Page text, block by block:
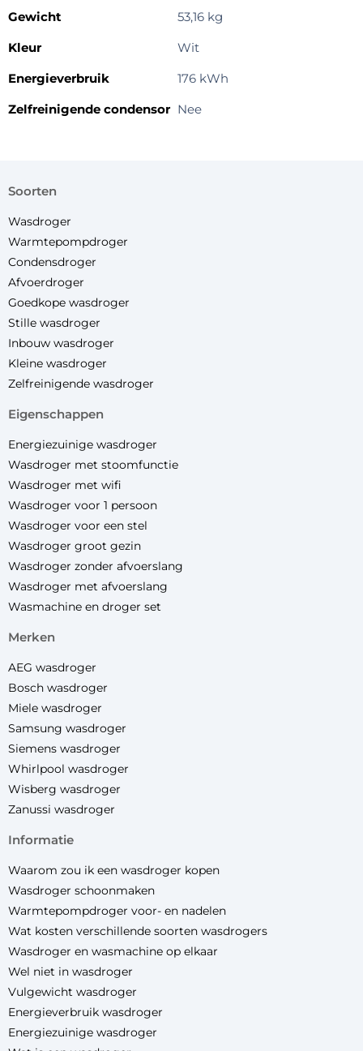
Gewicht
53,16 kg
Kleur
Wit
Energieverbruik
176 kWh
Zelfreinigende condensor Nee
soorten
Wasdroger
Warmtepompdroger
Condensdroger
Afvoerdroger
Goedkope wasdroger
Stille wasdroger
Inbouw wasdroger
Kleine wasdroger
Zelfreinigende wasdroger
eigenschappen
Energiezuinige wasdroger
Wasdroger met stoomfunctie
Wasdroger met wifi
Wasdroger voor 1 persoon
Wasdroger voor een stel
Wasdroger groot gezin
Wasdroger zonder afvoerslang
Wasdroger met afvoerslang
Wasmachine en droger set
merken
AEG wasdroger
Bosch wasdroger
Miele wasdroger
Samsung wasdroger
Siemens wasdroger
Whirlpool wasdroger
Wisberg wasdroger
Zanussi wasdroger
informatie
Waarom zou ik een wasdroger kopen
Wasdroger schoonmaken
Warmtepompdroger voor- en nadelen
Wat kosten verschillende soorten wasdrogers
Wasdroger en wasmachine op elkaar
Wel niet in wasdroger
Vulgewicht wasdroger
Energieverbruik wasdroger
Energiezuinige wasdroger